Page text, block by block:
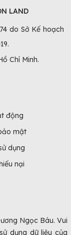
LAND
do Sở Kế hoạch
Chí Minh.
động
mật
dụng
nại
Ngọc Báu. Vui
dụng dữ liệu của